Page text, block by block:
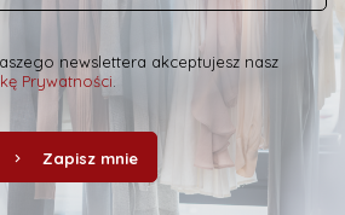
newslettera akceptujesz nasz
Prywatności.
Zapisz mnie